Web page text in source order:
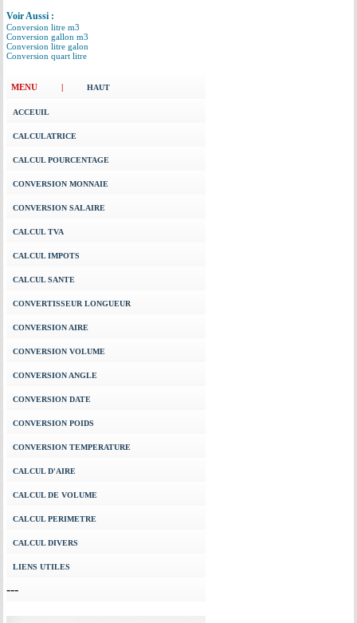
Voir Aussi :
Conversion litre m3
Conversion gallon m3
Conversion litre galon
Conversion quart litre
MENU | HAUT
ACCEUIL
CALCULATRICE
CALCUL POURCENTAGE
CONVERSION MONNAIE
CONVERSION SALAIRE
CALCUL TVA
CALCUL IMPOTS
CALCUL SANTE
CONVERTISSEUR LONGUEUR
CONVERSION AIRE
CONVERSION VOLUME
CONVERSION ANGLE
CONVERSION DATE
CONVERSION POIDS
CONVERSION TEMPERATURE
CALCUL D'AIRE
CALCUL DE VOLUME
CALCUL PERIMETRE
CALCUL DIVERS
LIENS UTILES
---